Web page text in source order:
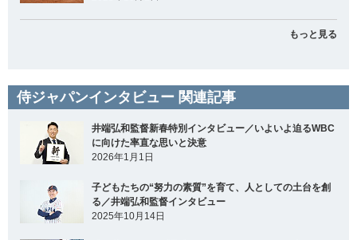
もっと見る
侍ジャパンインタビュー 関連記事
井端弘和監督新春特別インタビュー／いよいよ迫るWBC
に向けた率直な思いと決意
2026年1月1日
子どもたちの“努力の素質”を育て、人としての土台を創
る／井端弘和監督インタビュー
2025年10月14日